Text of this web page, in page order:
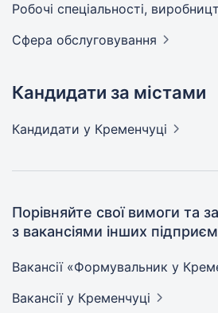
Робочі спеціальності,
Сфера обслуговування
Кандидати за містами
Кандидати у Кременчуці
Порівняйте свої вимоги та
з вакансіями інших
Вакансії «Формувальник у
Вакансії у Кременчуці